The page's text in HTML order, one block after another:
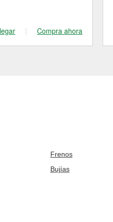
| Compra ahora
Frenos
Bujías